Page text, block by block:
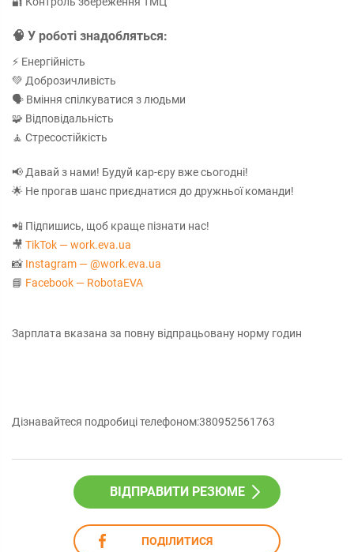
🧠 У роботі знадобляться:
⚡ Енергійність
💚 Доброзичливість
🗣️ Вміння спілкуватися з людьми
🧩 Відповідальність
🧘 Стресостійкість
📢 Давай з нами! Будуй кар-єру вже сьогодні!
🌟 Не прогав шанс приєднатися до дружньої команди!
📲 Підпишись, щоб краще пізнати нас!
🎥 TikTok — work.eva.ua
📸 Instagram — @work.eva.ua
📘 Facebook — RobotaEVA
Зарплата вказана за повну відпрацьовану норму годин
Дізнавайтеся подробиці телефоном:380952561763
ВІДПРАВИТИ РЕЗЮМЕ
ПОДІЛИТИСЯ